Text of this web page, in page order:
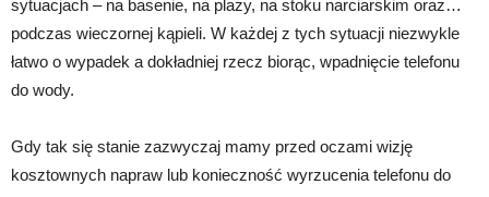
sytuacjach – na basenie, na plaży, na stoku narciarskim oraz…
podczas wieczornej kąpieli. W każdej z tych sytuacji niezwykle
łatwo o wypadek a dokładniej rzecz biorąc, wpadnięcie telefonu
do wody.
Gdy tak się stanie zazwyczaj mamy przed oczami wizję
kosztownych napraw lub konieczność wyrzucenia telefonu do